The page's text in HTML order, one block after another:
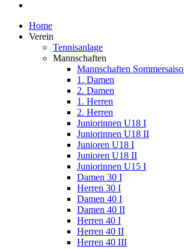
Home
Verein
Tennisanlage
Mannschaften
Mannschaften
1. Damen
2. Damen
1. Herren
2. Herren
Juniorinnen U18 I
Juniorinnen U18 II
Junioren U18 I
Junioren U18 II
Juniorinnen U15 I
Damen 30 I
Herren 30 I
Damen 40 I
Damen 40 II
Herren 40 I
Herren 40 II
Herren 40 III